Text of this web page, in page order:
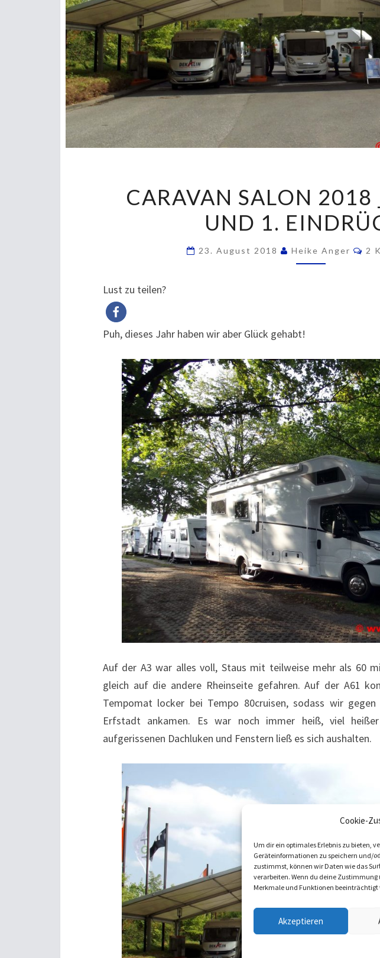
Cookie-
Um dir ein optimales Erlebnis zu bieten,
Geräteinformationen zu speichern und/
zustimmst, können wir Daten wie das
verarbeiten. Wenn du deine
Merkmale und Funktionen beeinträchtigt
Akzeptieren
SALON
2018
_ANKUNFT
UND
CARAVAN SALON 2018
UND 1.
23. August 2018 Heike Anger 2
Lust zu teilen?
Puh, dieses Jahr haben wir aber Glück gehabt!
Auf der A3 war alles voll, Staus mit teilweise mehr als 60
gleich auf die andere Rheinseite gefahren. Auf der A61
Tempomat locker bei Tempo 80cruisen, sodass wir
Erfstadt ankamen. Es war noch immer heiß, viel
aufgerissenen Dachluken und Fenstern ließ es sich aushalten.